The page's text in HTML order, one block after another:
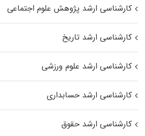
کارشناسی ارشد پژوهش علوم اجتماعی
کارشناسی ارشد تاریخ
کارشناسی ارشد علوم ورزشی
کارشناسی ارشد حسابداری
کارشناسی ارشد حقوق